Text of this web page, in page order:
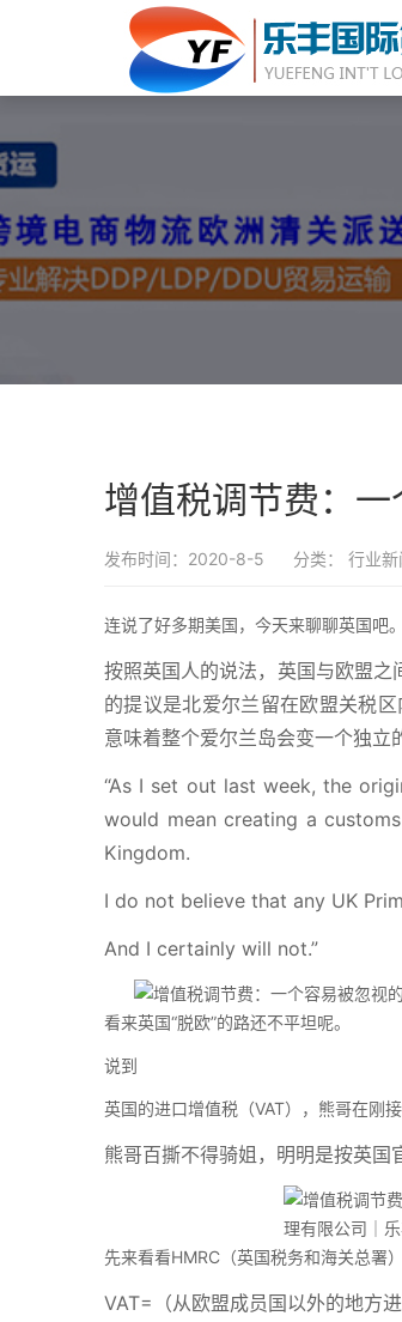
增值税调节费：
发布时间：2020-8-5 分类： 行业新
连说了好多期美国，今天来聊聊英国吧。
按照英国人的说法，英国与欧盟之
的提议是北爱尔兰留在欧盟关税
意味着整个爱尔兰岛会变一个独
“As I set out last week, the
would mean creating a
Kingdom.
I do not believe that any UK
And I certainly will not.”
看来英国“脱欧”的路还不平坦呢。
说到
英国的进口增值税（VAT），熊哥在刚
熊哥百撕不得骑姐，明明是按英国
先来看看HMRC（英国税务和海关总署
VAT=（从欧盟成员国以外的地方